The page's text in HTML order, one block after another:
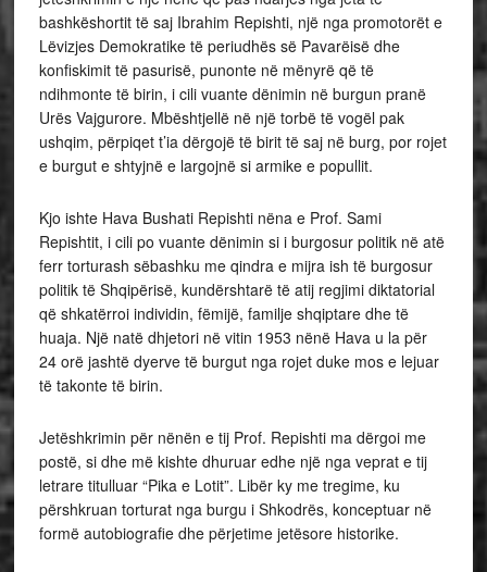
bashkëshortit të saj Ibrahim Repishti, një nga promotorët e
Lëvizjes Demokratike të periudhës së Pavarëisë dhe
konfiskimit të pasurisë, punonte në mënyrë që të
ndihmonte të birin, i cili vuante dënimin në burgun pranë
Urës Vajgurore. Mbështjellë në një torbë të vogël pak
ushqim, përpiqet t’ia dërgojë të birit të saj në burg, por rojet
e burgut e shtyjnë e largojnë si armike e popullit.
Kjo ishte Hava Bushati Repishti nëna e Prof. Sami
Repishtit, i cili po vuante dënimin si i burgosur politik në atë
ferr torturash sëbashku me qindra e mijra ish të burgosur
politik të Shqipërisë, kundërshtarë të atij regjimi diktatorial
që shkatërroi individin, fëmijë, familje shqiptare dhe të
huaja. Një natë dhjetori në vitin 1953 nënë Hava u la për
24 orë jashtë dyerve të burgut nga rojet duke mos e lejuar
të takonte të birin.
Jetëshkrimin për nënën e tij Prof. Repishti ma dërgoi me
postë, si dhe më kishte dhuruar edhe një nga veprat e tij
letrare titulluar “Pika e Lotit”. Libër ky me tregime, ku
përshkruan torturat nga burgu i Shkodrës, konceptuar në
formë autobiografie dhe përjetime jetësore historike.